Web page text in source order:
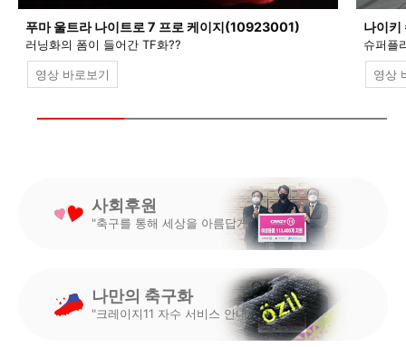
푸마 울트라 나이트로 7 프로 케이지(10923001)
러닝화의 폼이 들어간 TF화??
영상 바로보기
나이
슈퍼플
영상
사회후원
"축구를 통해 세상을 아름답게"
나만의 축구화
"크레이지11 자수 서비스 안내"